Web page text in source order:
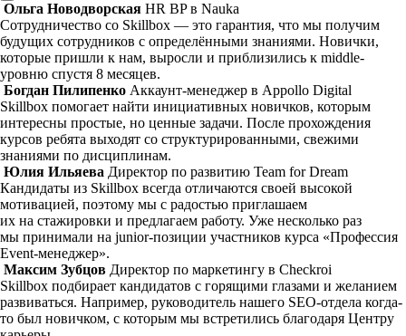
Ольга Новодворская HR BP в Nauka
Сотрудничество со Skillbox — это гарантия, что мы получим
будущих сотрудников с определёнными знаниями. Новички,
которые пришли к нам, выросли и приблизились к middle-
уровню спустя 8 месяцев.
Богдан Пилипенко Аккаунт-менеджер в Appollo Digital
Skillbox помогает найти инициативных новичков, которым
интересны простые, но ценные задачи. После прохождения
курсов ребята выходят со структурированными, свежими
знаниями по дисциплинам.
Юлия Ильяева Директор по развитию Team for Dream
Кандидаты из Skillbox всегда отличаются своей высокой
мотивацией, поэтому мы с радостью приглашаем
их на стажировки и предлагаем работу. Уже несколько раз
мы принимали на junior-позиции участников курса «Профессия
Event-менеджер».
Максим Зубцов Директор по маркетингу в Checkroi
Skillbox подбирает кандидатов с горящими глазами и желанием
развиваться. Например, руководитель нашего SEO-отдела когда-
то был новичком, с которым мы встретились благодаря Центру